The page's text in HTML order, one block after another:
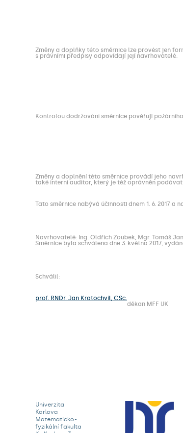
Změny a doplňky této směrnice lze provést jen
s právními předpisy odpovídají její navrhovatelé.
Kontrolou dodržování směrnice pověřuji
Změny a doplnění této směrnice provádí jeho
také interní auditor, který je též oprávněn
Tato směrnice nabývá účinnosti dnem 1. 6. 2017 a
Navrhovatelé: Ing. Oldřich Zoubek, Mgr. Tomáš
Směrnice byla schválena dne 3. května 2017,
Schválil:
prof. RNDr. Jan Kratochvíl, CSc.
děkan MFF UK
Univerzita
Karlova
Matematicko-
fyzikální fakulta